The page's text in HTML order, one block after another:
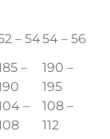
– 5454 – 56
–
190 –
195
–
108 –
112